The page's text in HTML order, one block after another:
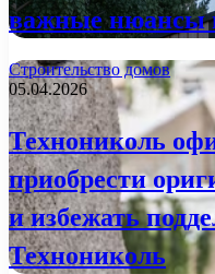
важные нюансы
Строительство домов
05.04.2026
Технониколь
приобрести
и избежать
Технониколь